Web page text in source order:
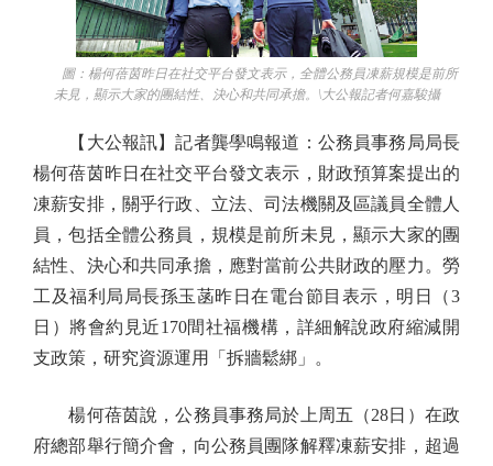
圖：楊何蓓茵昨日在社交平台發文表示，全體公務員凍薪規模是前所
未見，顯示大家的團結性、決心和共同承擔。\大公報記者何嘉駿攝
【大公報訊】記者龔學鳴報道：公務員事務局局長
楊何蓓茵昨日在社交平台發文表示，財政預算案提出的
凍薪安排，關乎行政、立法、司法機關及區議員全體人
員，包括全體公務員，規模是前所未見，顯示大家的團
結性、決心和共同承擔，應對當前公共財政的壓力。勞
工及福利局局長孫玉菡昨日在電台節目表示，明日（3
日）將會約見近170間社福機構，詳細解說政府縮減開
支政策，研究資源運用「拆牆鬆綁」。
楊何蓓茵說，公務員事務局於上周五（28日）在政
府總部舉行簡介會，向公務員團隊解釋凍薪安排，超過